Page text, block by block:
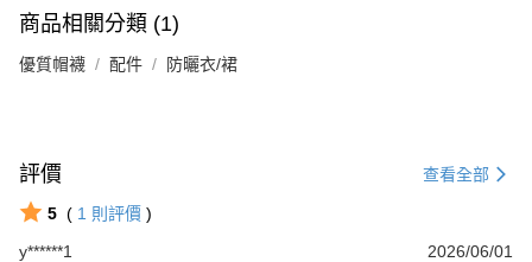
商品相關分類 (1)
優質帽襪 配件 防曬衣/裙
評價 查看全部
5 ( 1 則評價 )
y******1
2026/06/01